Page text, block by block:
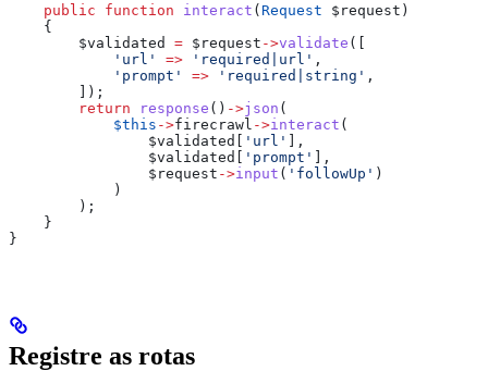
    public
function interact ( Request $request )
    {
        $validated
= $request ->validate ([
            'url'
=> 'required|url' ,
            'prompt'
=> 'required|string' ,
        ]);
        return
response () ->json (
            $this
->firecrawl ->interact (
                $validated
'url'
],
                $validated
'prompt'
],
                $request
->input ( 'followUp' )
            )
        );
    }
}
Registre as rotas